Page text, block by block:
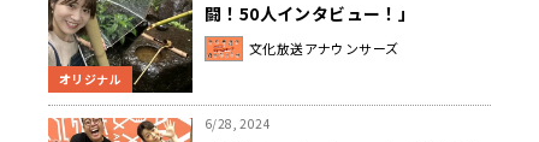
オリジナル
闘！50人インタビュー！」
文化放送アナウンサーズ
6/28, 2024